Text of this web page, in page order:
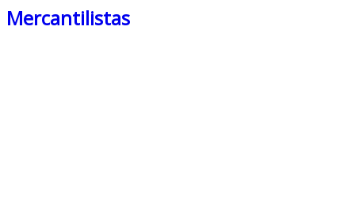
Mercantilistas